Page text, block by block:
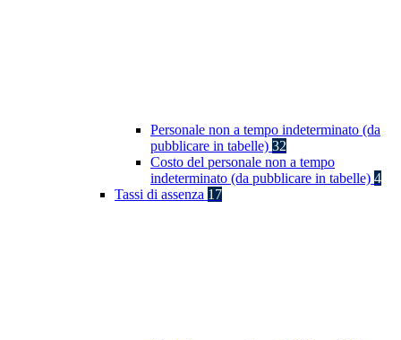
Personale non a tempo indeterminato (da
pubblicare in tabelle) 32
Costo del personale non a tempo
indeterminato (da pubblicare in tabelle) 4
Tassi di assenza 17